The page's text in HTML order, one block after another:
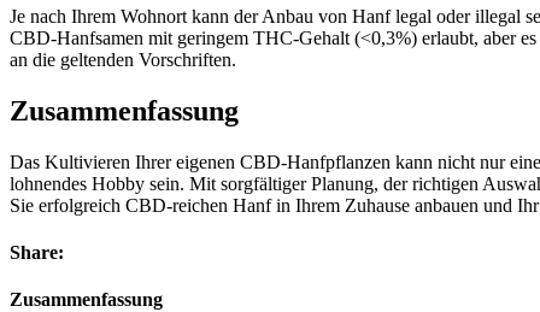
Je nach Ihrem Wohnort kann der Anbau von Hanf legal oder illegal
CBD-Hanfsamen mit geringem THC-Gehalt (<0,3%) erlaubt, aber
an die geltenden Vorschriften.
Zusammenfassung
Das Kultivieren Ihrer eigenen CBD-Hanfpflanzen kann nicht nur
lohnendes Hobby sein. Mit sorgfältiger Planung, der richtigen
Sie erfolgreich CBD-reichen Hanf in Ihrem Zuhause anbauen und
Share:
Zusammenfassung